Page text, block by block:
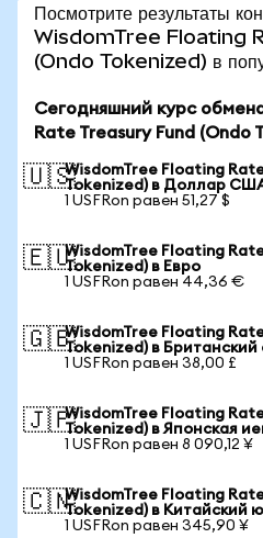
Посмотрите результаты
WisdomTree Floating
(Ondo Tokenized) в
Сегодняшний курс
Rate Treasury Fund (Ondo
🇺🇸WisdomTree Floating
Tokenized) в Доллар
1 USFRon равен 51,27 $
🇪🇺WisdomTree Floating
Tokenized) в Евро
1 USFRon равен 44,36 €
🇬🇧WisdomTree Floating
Tokenized) в Британский
1 USFRon равен 38,00 £
🇯🇵WisdomTree Floating
Tokenized) в Японская
1 USFRon равен 8 090,12 ¥
🇨🇳WisdomTree Floating
Tokenized) в Китайский
1 USFRon равен 345,90 ¥